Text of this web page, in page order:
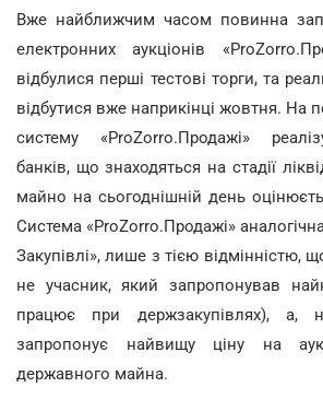
Вже найближчим часом повинна
електронних аукціонів
відбулися перші тестові торги, та
відбутися вже наприкінці жовтня. На
систему «ProZorro.Продажі»
банків, що знаходяться на стадії
майно на сьогоднішній день
Система «ProZorro.Продажі»
Закупівлі», лише з тією відмінністю,
не учасник, який запропонував
працює при держзакупівлях), а,
запропонує найвищу ціну на
державного майна.